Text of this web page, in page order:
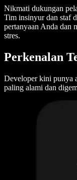
Nikmati dukungan
Tim insinyur dan staf
pertanyaan Anda dan
stres.
Perkenalan
Developer kini punya
paling alami dan